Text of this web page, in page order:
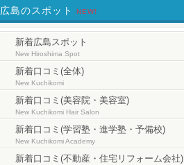
広島のスポット NEW!
新着広島スポット
New Hiroshima Spot
新着口コミ(全体)
New Kuchikomi
新着口コミ(美容院・美容室)
New Kuchikomi Hair Salon
新着口コミ(学習塾・進学塾・予備校)
New Kuchikomi Academy
新着口コミ(不動産・住宅リフォーム会社)